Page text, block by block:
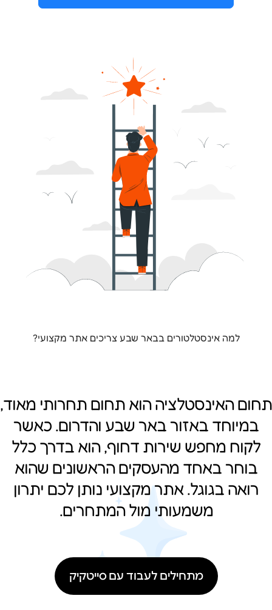
למה אינסטלטורים בבאר שבע צריכים אתר מקצועי?
תחום האינסטלציה הוא תחום תחרותי מאוד,
במיוחד באזור באר שבע והדרום. כאשר
לקוח מחפש שירות דחוף, הוא בדרך כלל
בוחר באחד מהעסקים הראשונים שהוא
רואה בגוגל. אתר מקצועי נותן לכם יתרון
משמעותי מול המתחרים.
מתחילים לעבוד עם סייטקיק